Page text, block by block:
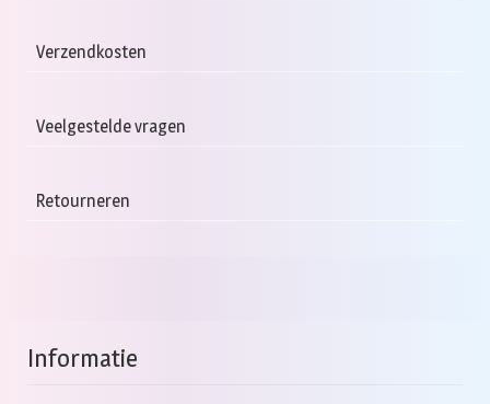
Verzendkosten
Veelgestelde vragen
Retourneren
Informatie